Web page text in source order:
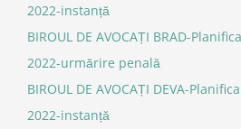
2022-instanță
BIROUL DE AVOCAȚI BRAD-
2022-urmărire penală
BIROUL DE AVOCAȚI DEVA-
2022-instanță